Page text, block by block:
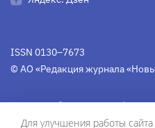
ISSN 0130–7673
© АО «Редакция журнала
Свидетельство
связи,
Для улучшения работы